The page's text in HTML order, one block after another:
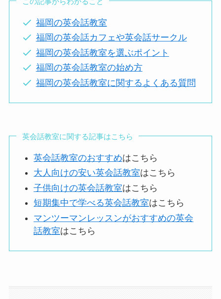
福岡の英会話教室
福岡の英会話カフェや英会話サークル
福岡の英会話教室を選ぶポイント
福岡の英会話教室の始め方
福岡の英会話教室に関するよくある質問
英会話教室に関する記事はこちら
英会話教室のおすすめはこちら
大人向けの安い英会話教室はこちら
子供向けの英会話教室はこちら
短期集中で学べる英会話教室はこちら
マンツーマンレッスンがおすすめの英会
話教室はこちら